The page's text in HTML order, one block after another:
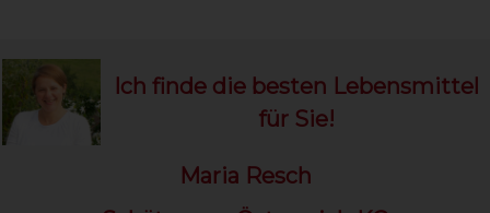
Ich finde die besten Lebensmittel
für Sie!
Maria Resch